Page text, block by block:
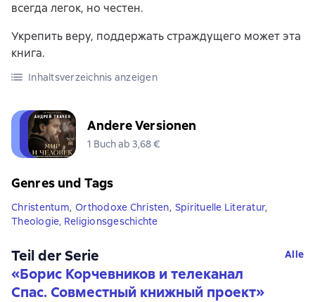
всегда легок, но честен.
Укрепить веру, поддержать страждущего может эта
книга.
Inhaltsverzeichnis anzeigen
Andere Versionen
1 Buch ab 3,68 €
Genres und Tags
Christentum, Orthodoxe Christen, Spirituelle Literatur,
Theologie, Religionsgeschichte
Teil der Serie
«Борис Корчевников и телеканал
Спас. Совместный книжный проект»
Alle